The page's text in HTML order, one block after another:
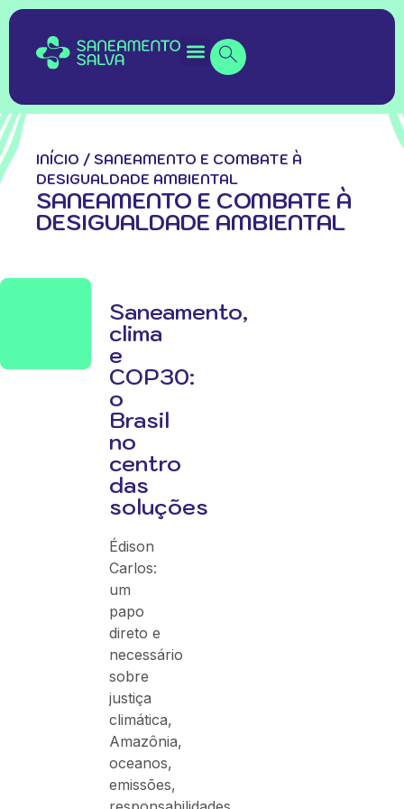
INÍCIO / SANEAMENTO E COMBATE À
DESIGUALDADE AMBIENTAL
SANEAMENTO E COMBATE À
DESIGUALDADE AMBIENTAL
Saneamento,
clima
e
COP30:
o
Brasil
no
centro
das
soluções
Édison
Carlos:
um
papo
direto e
necessário
sobre
justiça
climática,
Amazônia,
oceanos,
emissões,